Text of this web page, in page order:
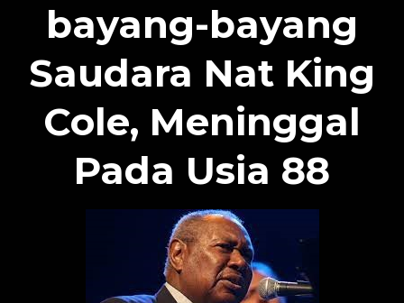
bayang-bayang
Saudara Nat King
Cole, Meninggal
Pada Usia 88